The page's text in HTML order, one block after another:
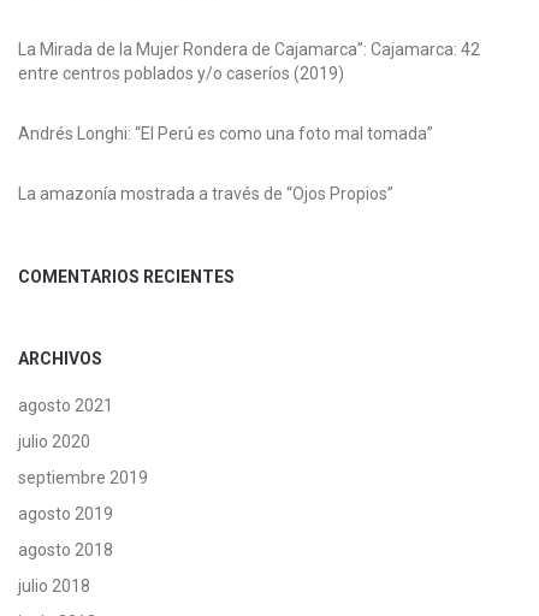
La Mirada de la Mujer Rondera de Cajamarca”: Cajamarca: 42
entre centros poblados y/o caseríos (2019)
Andrés Longhi: “El Perú es como una foto mal tomada”
La amazonía mostrada a través de “Ojos Propios”
COMENTARIOS RECIENTES
ARCHIVOS
agosto 2021
julio 2020
septiembre 2019
agosto 2019
agosto 2018
julio 2018